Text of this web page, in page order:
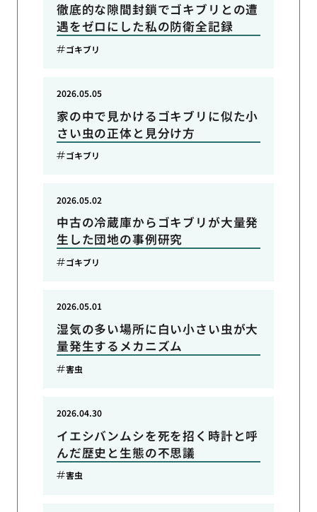
徹底的な隙間封鎖でゴキブリとの遭
遇をゼロにした私の防衛全記録
ゴキブリ
家の中で見かけるゴキブリに似た小
さい虫の正体と見分け方
2026.05.05
ゴキブリ
中古の冷蔵庫からゴキブリが大量発
生した団地の事例研究
2026.05.02
ゴキブリ
湿気の多い場所に白い小さい虫が大
量発生するメカニズム
2026.05.01
害虫
イエシバンムシを死を招く時計と呼
んだ歴史と生態の不思議
2026.04.30
害虫